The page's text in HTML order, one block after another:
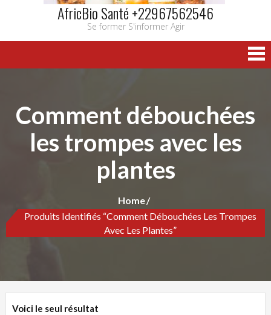
AfricBio Santé +22967562546
Se former S'informer Agir
Comment débouchées
les trompes avec les
plantes
Home
Produits Identifiés “Comment Débouchées Les Trompes
Avec Les Plantes”
Voici le seul résultat